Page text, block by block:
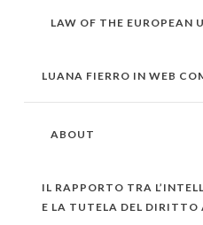
LAW OF THE EUROPEAN
LUANA FIERRO IN WEB
ABOUT
IL RAPPORTO TRA
E LA TUTELA DEL DIRITTO